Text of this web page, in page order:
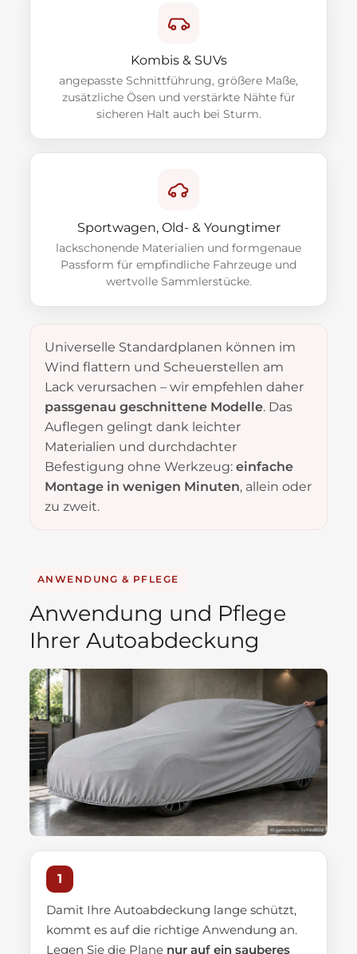
Kombis & SUVs
angepasste Schnittführung, größere Maße,
zusätzliche Ösen und verstärkte Nähte für
sicheren Halt auch bei Sturm.
Sportwagen, Old- & Youngtimer
lackschonende Materialien und formgenaue
Passform für empfindliche Fahrzeuge und
wertvolle Sammlerstücke.
Universelle Standardplanen können im
Wind flattern und Scheuerstellen am
Lack verursachen – wir empfehlen daher
passgenau geschnittene Modelle. Das
Auflegen gelingt dank leichter
Materialien und durchdachter
Befestigung ohne Werkzeug: einfache
Montage in wenigen Minuten, allein oder
zu zweit.
ANWENDUNG & PFLEGE
Anwendung und Pflege
Ihrer Autoabdeckung
1
Damit Ihre Autoabdeckung lange schützt,
kommt es auf die richtige Anwendung an.
Legen Sie die Plane nur auf ein sauberes